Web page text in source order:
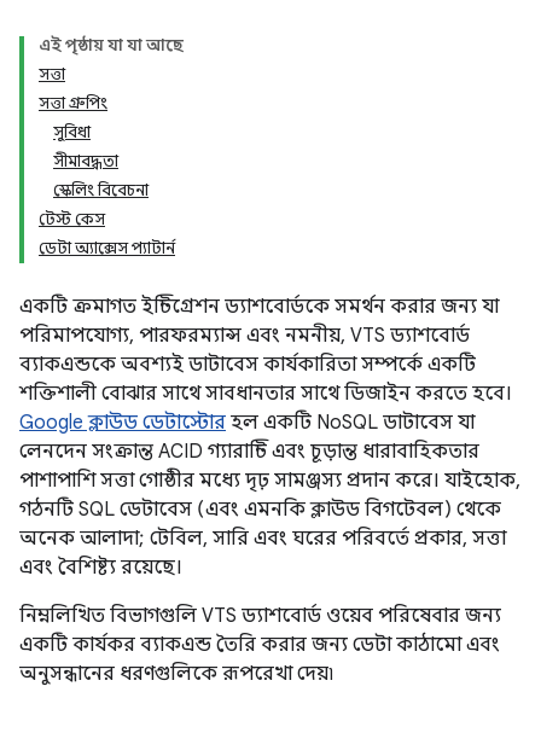
এই পৃষ্ঠায় যা যা আছে
সত্তা
সত্তা গ্রুপিং
সুবিধা
সীমাবদ্ধতা
স্কেলিং বিবেচনা
টেস্ট কেস
ডেটা অ্যাক্সেস প্যাটার্ন
একটি ক্রমাগত ইন্টিগ্রেশন ড্যাশবোর্ডকে সমর্থন করার জন্য যা
পরিমাপযোগ্য, পারফরম্যান্স এবং নমনীয়, VTS ড্যাশবোর্ড
ব্যাকএন্ডকে অবশ্যই ডাটাবেস কার্যকারিতা সম্পর্কে একটি
শক্তিশালী বোঝার সাথে সাবধানতার সাথে ডিজাইন করতে হবে।
Google ক্লাউড ডেটাস্টোর হল একটি NoSQL ডাটাবেস যা
লেনদেন সংক্রান্ত ACID গ্যারান্টি এবং চূড়ান্ত ধারাবাহিকতার
পাশাপাশি সত্তা গোষ্ঠীর মধ্যে দৃঢ় সামঞ্জস্য প্রদান করে। যাইহোক,
গঠনটি SQL ডেটাবেস (এবং এমনকি ক্লাউড বিগটেবল) থেকে
অনেক আলাদা; টেবিল, সারি এবং ঘরের পরিবর্তে প্রকার, সত্তা
এবং বৈশিষ্ট্য রয়েছে।
নিম্নলিখিত বিভাগগুলি VTS ড্যাশবোর্ড ওয়েব পরিষেবার জন্য
একটি কার্যকর ব্যাকএন্ড তৈরি করার জন্য ডেটা কাঠামো এবং
অনুসন্ধানের ধরণগুলিকে রূপরেখা দেয়৷